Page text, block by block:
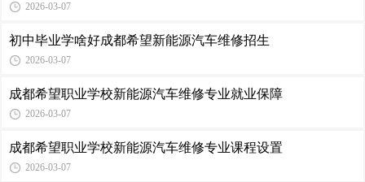
2026-03-07
初中毕业学啥好成都希望新能源汽车维修招生
2026-03-07
成都希望职业学校新能源汽车维修专业就业保障
2026-03-07
成都希望职业学校新能源汽车维修专业课程设置
2026-03-07